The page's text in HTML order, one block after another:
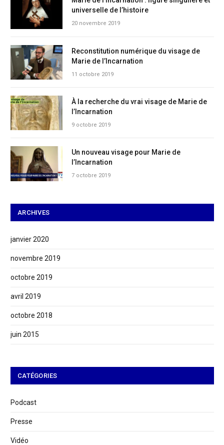
universelle de l’histoire
20 novembre 2019
Reconstitution numérique du visage de
Marie de l’Incarnation
11 octobre 2019
À la recherche du vrai visage de Marie de
l’Incarnation
9 octobre 2019
Un nouveau visage pour Marie de
l’Incarnation
7 octobre 2019
ARCHIVES
janvier 2020
novembre 2019
octobre 2019
avril 2019
octobre 2018
juin 2015
CATÉGORIES
Podcast
Presse
Vidéo